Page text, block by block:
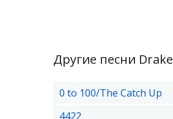
Другие песни Drake
0 to 100/The Catch Up
4422